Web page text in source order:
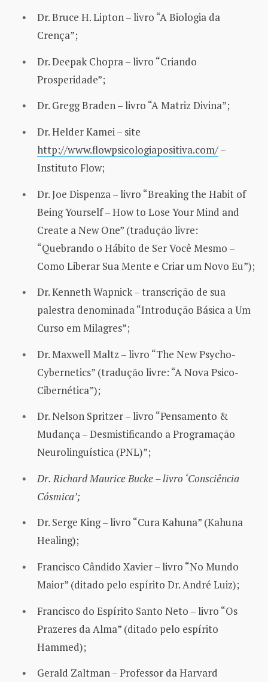
Dr. Bruce H. Lipton – livro “A Biologia da
Crença”;
Dr. Deepak Chopra – livro “Criando
Prosperidade”;
Dr. Gregg Braden – livro “A Matriz Divina”;
Dr. Helder Kamei – site
http://www.flowpsicologiapositiva.com/–
Instituto Flow;
Dr. Joe Dispenza – livro “Breaking the Habit of
Being Yourself – How to Lose Your Mind and
Create a New One” (tradução livre:
“Quebrando o Hábito de Ser Você Mesmo –
Como Liberar Sua Mente e Criar um Novo Eu”);
Dr. Kenneth Wapnick – transcrição de sua
palestra denominada “Introdução Básica a Um
Curso em Milagres”;
Dr. Maxwell Maltz – livro “The New Psycho-
Cybernetics” (tradução livre: “A Nova Psico-
Cibernética”);
Dr. Nelson Spritzer – livro “Pensamento &
Mudança – Desmistificando a Programação
Neurolinguística (PNL)”;
Dr. Richard Maurice Bucke – livro ‘Consciência
Cósmica’;
Dr. Serge King – livro “Cura Kahuna” (Kahuna
Healing);
Francisco Cândido Xavier – livro “No Mundo
Maior” (ditado pelo espírito Dr. André Luiz);
Francisco do Espírito Santo Neto – livro “Os
Prazeres da Alma” (ditado pelo espírito
Hammed);
Gerald Zaltman – Professor da Harvard